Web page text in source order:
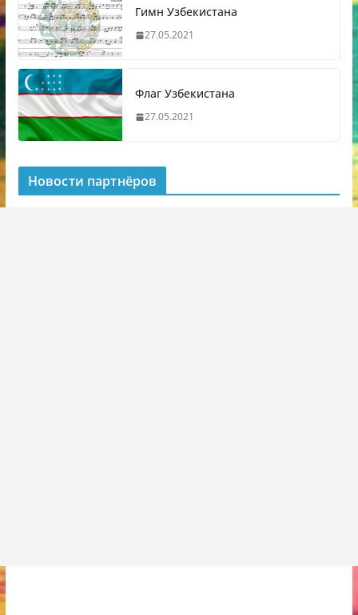
Гимн Узбекистана
27.05.2021
Флаг Узбекистана
27.05.2021
Новости партнёров